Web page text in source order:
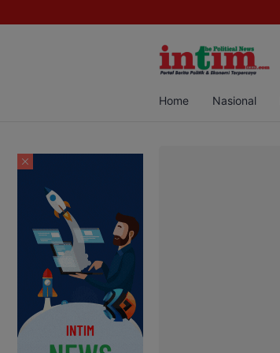
Sabu di Pangkalan Bun, Dua Pelaku Diamankan
Home Nasional